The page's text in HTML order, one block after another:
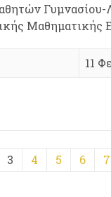
Μαθηματικής
11
3 4 5 6 7